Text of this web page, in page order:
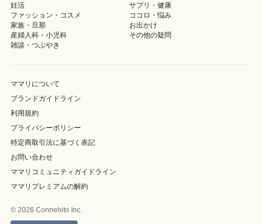
妊活
サプリ・健康
ファッション・コスメ
ココロ・悩み
家族・旦那
お出かけ
産婦人科・小児科
その他の疑問
雑談・つぶやき
ママリについて
ブランドガイドライン
利用規約
プライバシーポリシー
特定商取引法に基づく表記
お問い合わせ
ママリコミュニティガイドライン
ママリプレミアムの解約
© 2026 Connehito Inc.